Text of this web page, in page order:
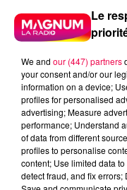
17 décembre 2025 -
UN JOUR UNE
TRAGÉDIE
Saviez-vous que le
français...
question existentielle
Le
We and our (447) partners
your consent and/or our
information on a device;
profiles for personalised
advertising; Measure
performance; Understand
of data from different
profiles to personalise
content; Use limited data
detect fraud, and fix